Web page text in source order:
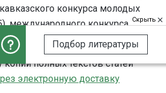
конкурса молодых
международного конкурса
(Владикавказ, 2017).
полных текстов статей
электронную доставку
Скрыть
Подбор литературы